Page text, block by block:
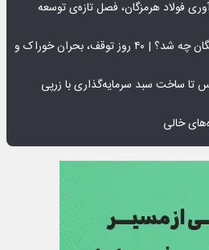
فولاد هرمزگان، فصل تازه‌ی توسعه
افق ۱۵ میلیون تنی فولاد سنگان چه شد؟ | ۴۰ روز توقف، بحران خوراک و
تا ساخت سبد سرمایه‌گذاری با زرپی
خالی